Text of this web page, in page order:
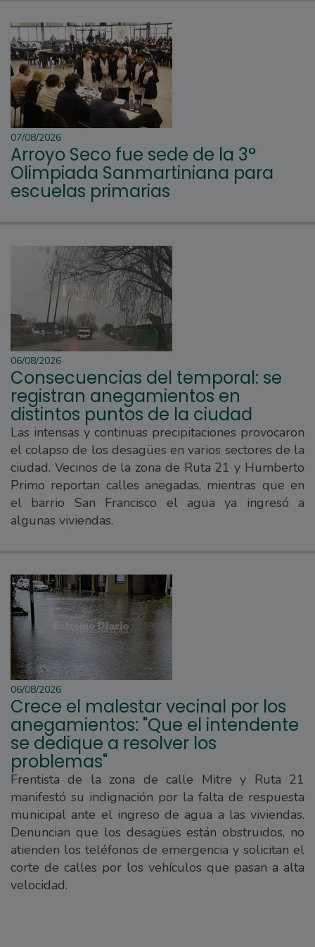
07/08/2026
Arroyo Seco fue sede de la 3°
Olimpiada Sanmartiniana para
escuelas primarias
06/08/2026
Consecuencias del temporal: se
registran anegamientos en
distintos puntos de la ciudad
Las intensas y continuas precipitaciones provocaron
el colapso de los desagües en varios sectores de la
ciudad. Vecinos de la zona de Ruta 21 y Humberto
Primo reportan calles anegadas, mientras que en
el barrio San Francisco el agua ya ingresó a
algunas viviendas.
06/08/2026
Crece el malestar vecinal por los
anegamientos: "Que el intendente
se dedique a resolver los
problemas"
Frentista de la zona de calle Mitre y Ruta 21
manifestó su indignación por la falta de respuesta
municipal ante el ingreso de agua a las viviendas.
Denuncian que los desagües están obstruidos, no
atienden los teléfonos de emergencia y solicitan el
corte de calles por los vehículos que pasan a alta
velocidad.